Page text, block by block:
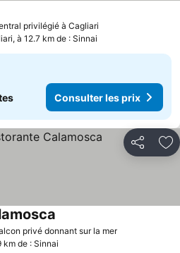
privilégié à Cagliari
à 12.7 km de : Sinnai
Consulter les prix
Partager
privé donnant sur la mer
km de : Sinnai